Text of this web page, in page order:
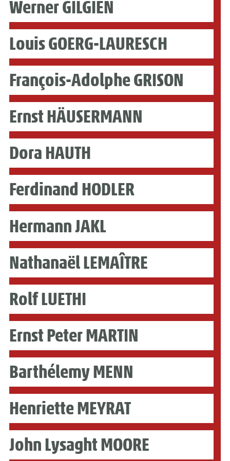
Werner GILGIEN
Louis GOERG-LAURESCH
François-Adolphe GRISON
Ernst HÄUSERMANN
Dora HAUTH
Ferdinand HODLER
Hermann JAKL
Nathanaël LEMAÎTRE
Rolf LUETHI
Ernst Peter MARTIN
Barthélemy MENN
Henriette MEYRAT
John Lysaght MOORE